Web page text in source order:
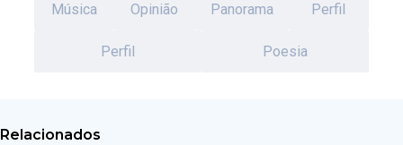
Música Opinião Panorama Perfil
Perfil Poesia
Relacionados